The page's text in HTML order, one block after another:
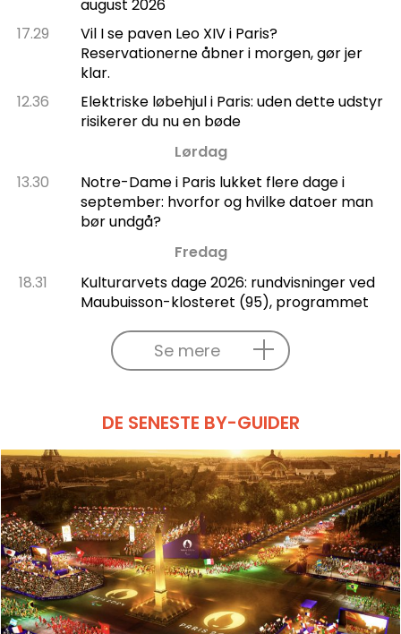
august 2026
17.29
Vil I se paven Leo XIV i Paris?
Reservationerne åbner i morgen, gør jer
klar.
12.36
Elektriske løbehjul i Paris: uden dette udstyr
risikerer du nu en bøde
Lørdag
13.30
Notre-Dame i Paris lukket flere dage i
september: hvorfor og hvilke datoer man
bør undgå?
Fredag
18.31
Kulturarvets dage 2026: rundvisninger ved
Maubuisson-klosteret (95), programmet
Se mere
DE SENESTE BY-GUIDER